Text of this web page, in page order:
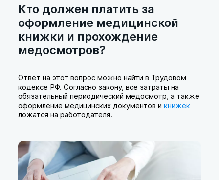
Кто должен платить за
оформление медицинской
книжки и прохождение
медосмотров?
Ответ на этот вопрос можно найти в Трудовом
кодексе РФ. Согласно закону, все затраты на
обязательный периодический медосмотр, а также
оформление медицинских документов и книжек
ложатся на работодателя.